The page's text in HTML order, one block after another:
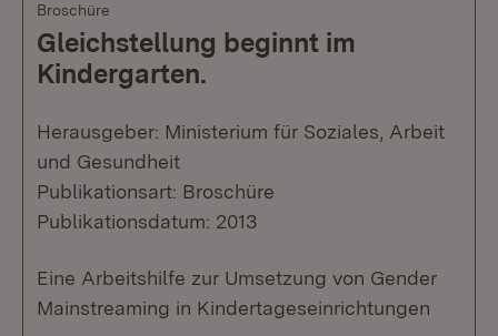
Broschüre
Gleichstellung beginnt im
Kindergarten.
Herausgeber: Ministerium für Soziales, Arbeit
und Gesundheit
Publikationsart: Broschüre
Publikationsdatum: 2013
Eine Arbeitshilfe zur Umsetzung von Gender
Mainstreaming in Kindertageseinrichtungen